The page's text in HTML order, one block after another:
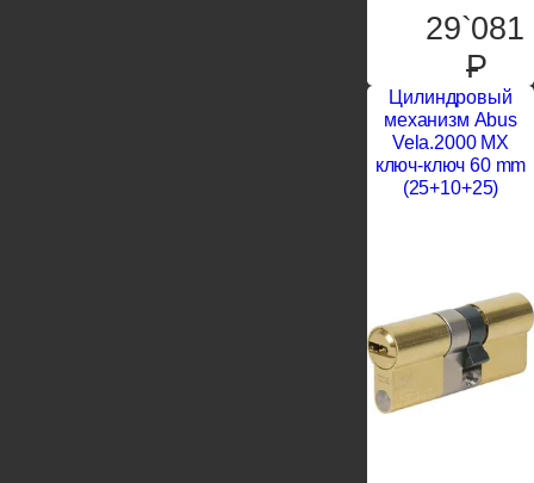
29`081
P
Цилиндровый
механизм Abus
Vela.2000 MX
ключ-ключ 60 mm
(25+10+25)